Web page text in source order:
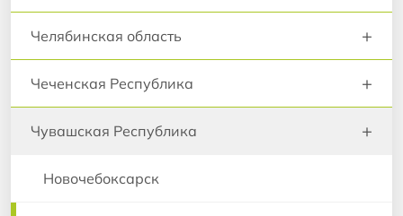
Челябинская область +
Чеченская Республика +
Чувашская Республика +
Новочебоксарск